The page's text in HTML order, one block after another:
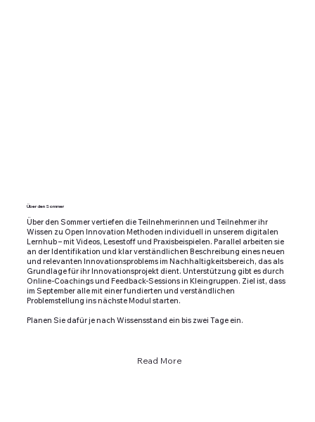
Über den Sommer
Über den Sommer vertiefen die Teilnehmerinnen und Teilnehmer ihr
Wissen zu Open Innovation Methoden individuell in unserem digitalen
Lernhub – mit Videos, Lesestoff und Praxisbeispielen. Parallel arbeiten sie
an der Identifikation und klar verständlichen Beschreibung eines neuen
und relevanten Innovationsproblems im Nachhaltigkeitsbereich, das als
Grundlage für ihr Innovationsprojekt dient. Unterstützung gibt es durch
Online-Coachings und Feedback-Sessions in Kleingruppen. Ziel ist, dass
im September alle mit einer fundierten und verständlichen
Problemstellung ins nächste Modul starten.
Planen Sie dafür je nach Wissensstand ein bis zwei Tage ein.
Read More